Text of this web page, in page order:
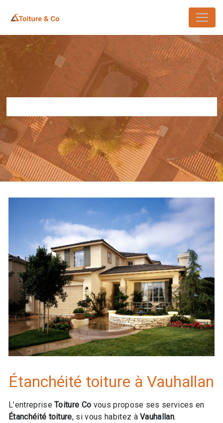
Étanchéité toiture à Vauhallan
L’entrepriseToiture Co vous propose ses services en
Étanchéité toiture, si vous habitez àVauhallan.